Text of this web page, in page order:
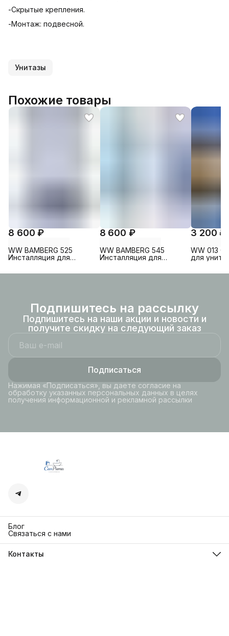
-Скрытые крепления.
-Монтаж: подвесной.
Унитазы
Похожие товары
8 600 ₽
WW BAMBERG 525
Инсталляция для
8 600 ₽
WW BAMBERG 545
Инсталляция для
3 200 ₽
WW 013
для
Подпишитесь на рассылку
Подпишитесь на наши акции и новости и
получите скидку на следующий заказ
Подписаться
Нажимая «Подписаться», вы даете согласие на
обработку указанных персональных данных в целях
получения информационной и рекламной рассылки
Блог
Связаться с нами
Контакты